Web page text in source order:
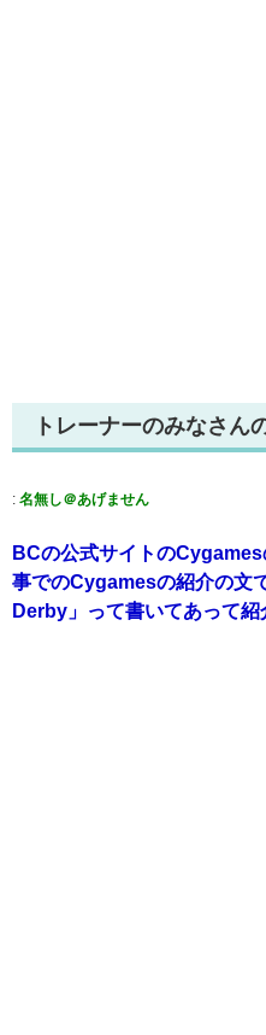
トレーナーのみなさん
: 名無し＠あげません
BCの公式サイトの
事でのCygamesの紹介の文
Derby」って書いてあって